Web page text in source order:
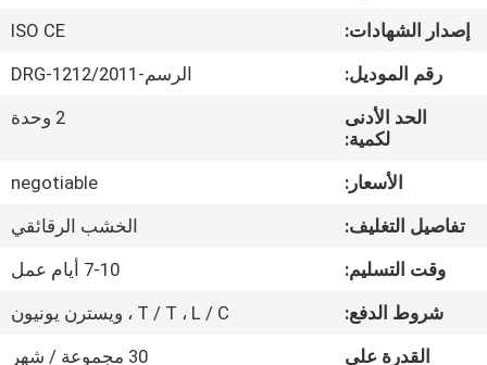
معلومات
جولة
المعمل
رقابة
جودة
إصدار الشهادات:
ISO CE
رقم الموديل:
الرسم-2011/DRG-1212
الحد الأدنى
لكمية:
2 وحدة
الأسعار:
negotiable
تفاصيل التغليف:
الخشب الرقائقي
وقت التسليم:
7-10 أيام عمل
شروط الدفع:
T / T ، L / C ، ويسترن يونيون
القدرة على
30 مجموعة / شهر